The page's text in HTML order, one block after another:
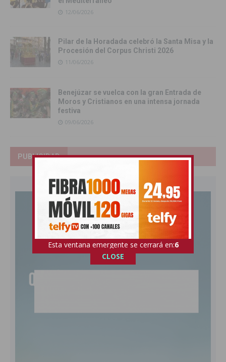
12/06/2026
Pilar de la Horadada celebró la Santa Misa y la
Procesión del Corpus Christi 2026
11/06/2026
Benejúzar se vuelca con la gran Entrada de
Moros y Cristianos en una intensa jornada
festiva
09/06/2026
PUBLICIDAD
Esta ventana emergente se cerrará en:5
CLOSE